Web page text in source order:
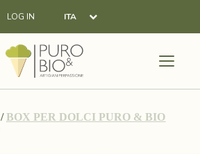
/BOX PER DOLCI PURO & BIO
LOG IN ITA